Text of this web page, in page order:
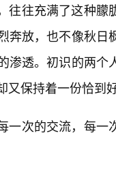
往往充满了这种
奔放，也不像秋
渗透。初识的两
又保持着一份恰到
一次的交流，每